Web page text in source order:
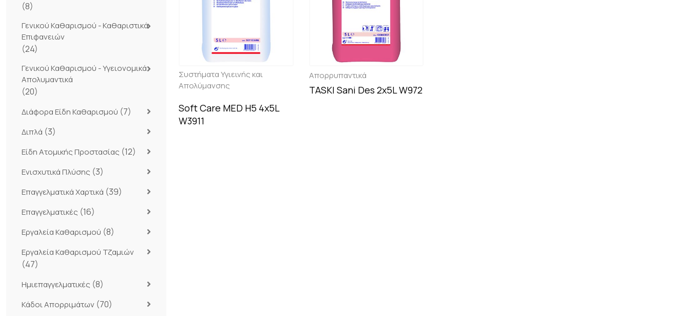
(8)
Γενικού Καθαρισμού - Καθαριστικά
Επιφανειών
(24)
Γενικού Καθαρισμού - Υγειονομικά
Απολυμαντικά
(20)
Διάφορα Είδη Καθαρισμού (7)
Διπλά (3)
Είδη Ατομικής Προστασίας (12)
Ενισχυτικά Πλύσης (3)
Επαγγελματικά Χαρτικά (39)
Επαγγελματικές (16)
Εργαλεία Καθαρισμού (8)
Εργαλεία Καθαρισμού Τζαμιών
(47)
Ημιεπαγγελματικές (8)
Κάδοι Απορριμάτων (70)
Συστήματα Υγιεινής και
Απολύμανσης
Soft Care MED H5 4x5L
W3911
Απορρυπαντικά
TASKI Sani Des 2x5L W972